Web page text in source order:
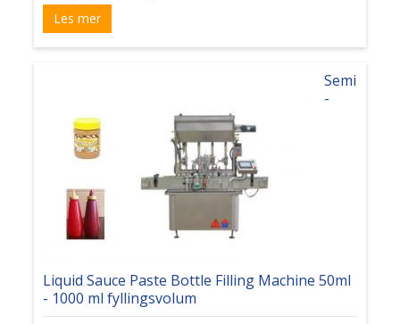
Les mer
Semi
-
Liquid Sauce Paste Bottle Filling Machine 50ml
- 1000 ml fyllingsvolum